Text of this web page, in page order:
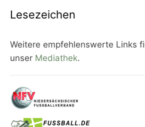
Lesezeichen
Weitere empfehlenswerte Links
unser Mediathek.